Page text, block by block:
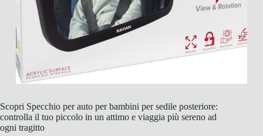
Scopri Specchio per auto per bambini per sedile posteriore:
controlla il tuo piccolo in un attimo e viaggia più sereno ad
ogni tragitto